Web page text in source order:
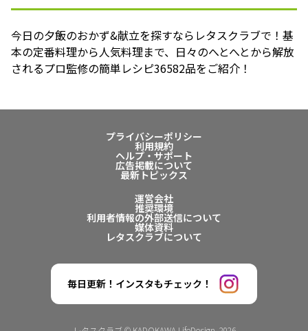
今日の夕飯のおかず&献立を探すならレタスクラブで！基
本の定番料理から人気料理まで、日々のへとへとから解放
されるプロ監修の簡単レシピ36582品をご紹介！
プライバシーポリシー
利用規約
ヘルプ・サポート
広告掲載について
最新トピックス
運営会社
推奨環境
利用者情報の外部送信について
媒体資料
レタスクラブについて
毎日更新！インスタもチェック！